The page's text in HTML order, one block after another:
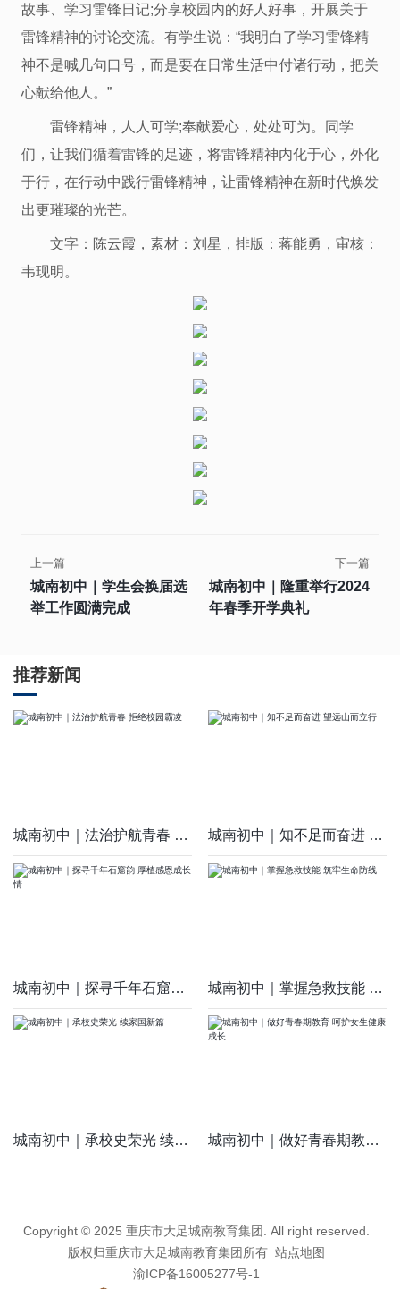
故事、学习雷锋日记;分享校园内的好人好事，开展关于
雷锋精神的讨论交流。有学生说：“我明白了学习雷锋精
神不是喊几句口号，而是要在日常生活中付诸行动，把关
心献给他人。”
雷锋精神，人人可学;奉献爱心，处处可为。同学
们，让我们循着雷锋的足迹，将雷锋精神内化于心，外化
于行，在行动中践行雷锋精神，让雷锋精神在新时代焕发
出更璀璨的光芒。
文字：陈云霞，素材：刘星，排版：蒋能勇，审核：
韦现明。
上一篇
城南初中｜学生会换届选
举工作圆满完成
下一篇
城南初中｜隆重举行2024
年春季开学典礼
推荐新闻
城南初中｜法治护航青春 拒绝校园霸凌 城南初中｜知不足而奋进 望远山而立行
城南初中｜探寻千年石窟韵 厚植感恩成长情 城南初中｜掌握急救技能 筑牢生命防线
城南初中｜承校史荣光 续家国新篇 城南初中｜做好青春期教育 呵护女生健康成长
Copyright © 2025 重庆市大足城南教育集团. All right reserved.
版权归重庆市大足城南教育集团所有 站点地图
渝ICP备16005277号-1